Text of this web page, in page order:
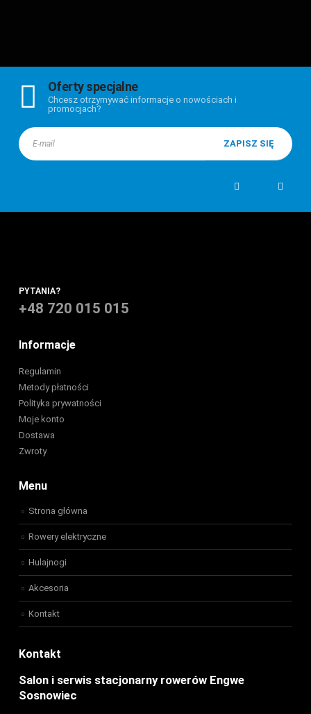
Oferty specjalne
Chcesz otrzymywać informacje o nowościach i
promocjach?
PYTANIA?
+48 720 015 015
Informacje
Regulamin
Metody płatności
Polityka prywatności
Moje konto
Dostawa
Zwroty
Menu
Strona główna
Rowery elektryczne
Hulajnogi
Akcesoria
Kontakt
Kontakt
Salon i serwis stacjonarny rowerów Engwe
Sosnowiec